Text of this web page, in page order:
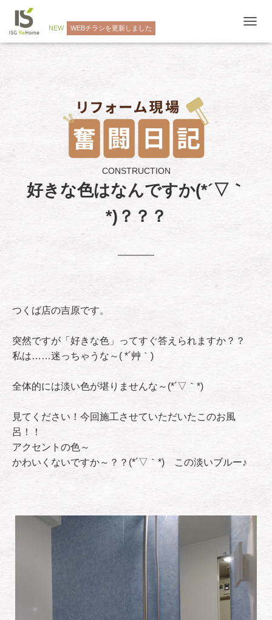
NEW WEBチラシを更新しました
ビ
好きな色はなんですか(*´▽｀
*)？？？
CONSTRUCTION
つくば店の吉原です。
突然ですが「好きな色」ってすぐ答えられますか？？
私は……迷っちゃうな～( *´艸｀)
全体的には淡い色が堪りませんな～(*´▽｀*)
見てください！今回施工させていただいたこのお風
呂！！
アクセントの色～
かわいくないですか～？？(*´▽｀*) この淡いブルー♪